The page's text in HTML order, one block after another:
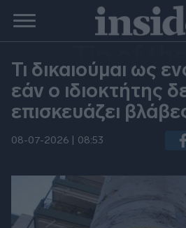
Tip of
Τι δικαιούμαι ως
εάν ο ιδιοκτήτης
επισκευάζει
08-07-2026 | 08:53